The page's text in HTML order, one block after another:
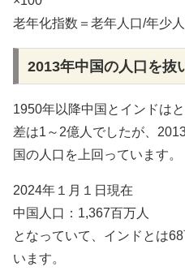
老年化指数＝老年人口/年少
2013年中国の人口を抜
1950年以降中国とインドは
差は1～2億人でしたが、
国の人口を上回っています。
2024年１月１日現在
中国人口：1,367百万人
となっていて、インドとは
います。